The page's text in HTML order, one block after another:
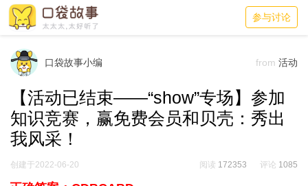
参与讨论
口袋故事小编 from 活动
【活动已结束——“show”专场】参加
知识竞赛，赢免费会员和贝壳：秀出
我风采！
创建于2022-06-20 评论 1085
阅读 172353